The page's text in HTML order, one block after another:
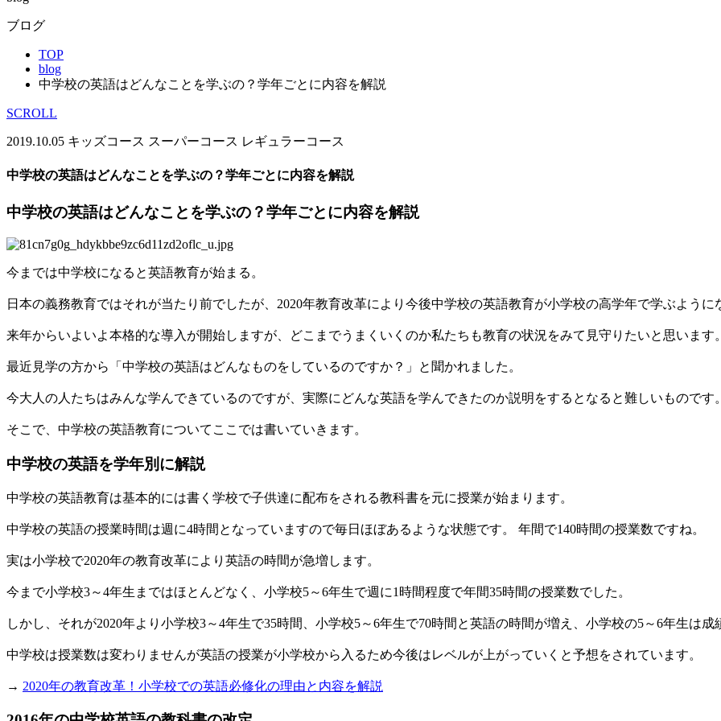
ブログ
TOP
blog
中学校の英語はどんなことを学ぶの？学年ごとに内容を解説
SCROLL
2019.10.05 キッズコース スーパーコース レギュラーコース
中学校の英語はどんなことを学ぶの？学年ごとに内容を解説
中学校の英語はどんなことを学ぶの？学年ごとに内容を解説
今までは中学校になると英語教育が始まる。
日本の義務教育ではそれが当たり前でしたが、2020年教育改革により今後中学校の英語教育が小学校の高学年で学ぶように
来年からいよいよ本格的な導入が開始しますが、どこまでうまくいくのか私たちも教育の状況をみて見守りたいと思います。
最近見学の方から「中学校の英語はどんなものをしているのですか？」と聞かれました。
今大人の人たちはみんな学んできているのですが、実際にどんな英語を学んできたのか説明をするとなると難しいものです。
そこで、中学校の英語教育についてここでは書いていきます。
中学校の英語を学年別に解説
中学校の英語教育は基本的には書く学校で子供達に配布をされる教科書を元に授業が始まります。
中学校の英語の授業時間は週に4時間となっていますので毎日ほぼあるような状態です。 年間で140時間の授業数ですね。
実は小学校で2020年の教育改革により英語の時間が急増します。
今まで小学校3～4年生まではほとんどなく、小学校5～6年生で週に1時間程度で年間35時間の授業数でした。
しかし、それが2020年より小学校3～4年生で35時間、小学校5～6年生で70時間と英語の時間が増え、小学校の5～6年生は成
中学校は授業数は変わりませんが英語の授業が小学校から入るため今後はレベルが上がっていくと予想をされています。
→ 2020年の教育改革！小学校での英語必修化の理由と内容を解説